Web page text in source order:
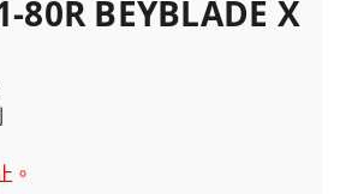
80R BEYBLADE X
。